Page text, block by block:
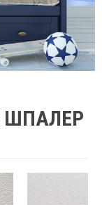
ШПАЛЕР